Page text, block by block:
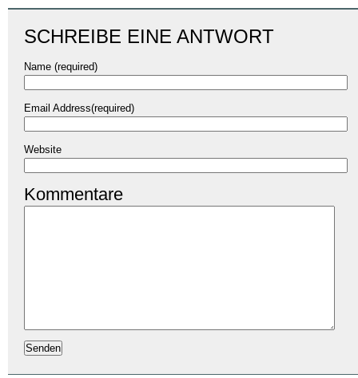
SCHREIBE EINE ANTWORT
Name (required)
Email Address(required)
Website
Kommentare